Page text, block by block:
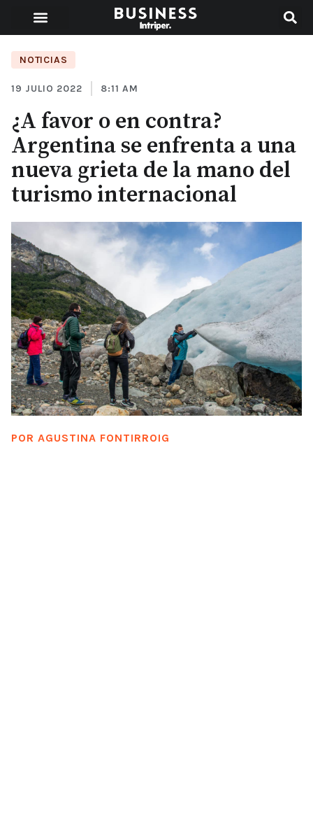
NOTICIAS
19 JULIO 2022 8:11 AM
¿A favor o en contra?
Argentina se enfrenta a una
nueva grieta de la mano del
turismo internacional
POR AGUSTINA FONTIRROIG